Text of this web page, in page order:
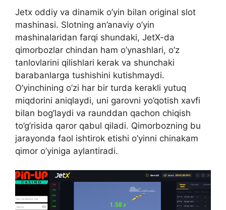
Jetx oddiy va dinamik o’yin bilan original slot
mashinasi. Slotning an’anaviy o’yin
mashinalaridan farqi shundaki, JetX-da
qimorbozlar chindan ham o’ynashlari, o’z
tanlovlarini qilishlari kerak va shunchaki
barabanlarga tushishini kutishmaydi.
O’yinchining o’zi har bir turda kerakli yutuq
miqdorini aniqlaydi, uni garovni yo’qotish xavfi
bilan bog’laydi va raunddan qachon chiqish
to’g’risida qaror qabul qiladi. Qimorbozning bu
jarayonda faol ishtirok etishi o’yinni chinakam
qimor o’yiniga aylantiradi.